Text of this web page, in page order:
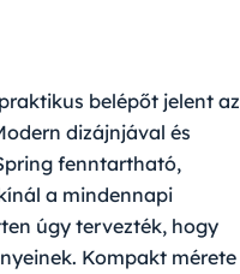
belépőt jelent az
dizájnjával és
fenntartható,
a mindennapi
úgy tervezték, hogy
Kompakt mérete